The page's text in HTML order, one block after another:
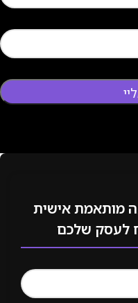
מותאמת אישית
לעסק שלכם